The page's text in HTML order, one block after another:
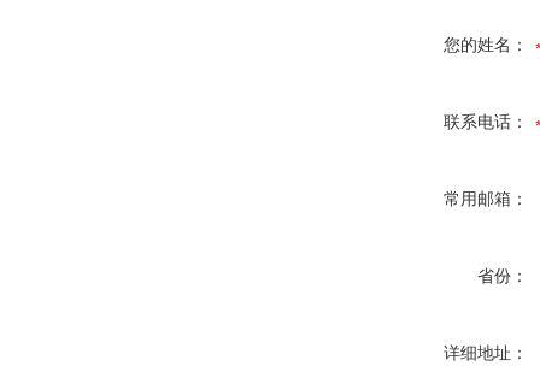
您的姓名：
联系电话：
常用邮箱：
省份：
详细地址：